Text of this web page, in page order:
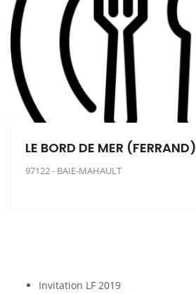
LE BORD DE MER (FERRAND)
97122 - BAIE-MAHAULT
Invitation LF 2019